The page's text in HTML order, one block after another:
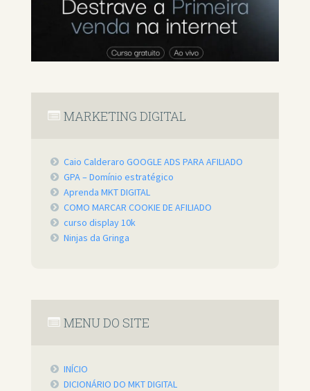
MARKETING DIGITAL
Caio Calderaro GOOGLE ADS PARA AFILIADO
GPA – Domínio estratégico
Aprenda MKT DIGITAL
COMO MARCAR COOKIE DE AFILIADO
curso display 10k
Ninjas da Gringa
MENU DO SITE
INÍCIO
DICIONÁRIO DO MKT DIGITAL